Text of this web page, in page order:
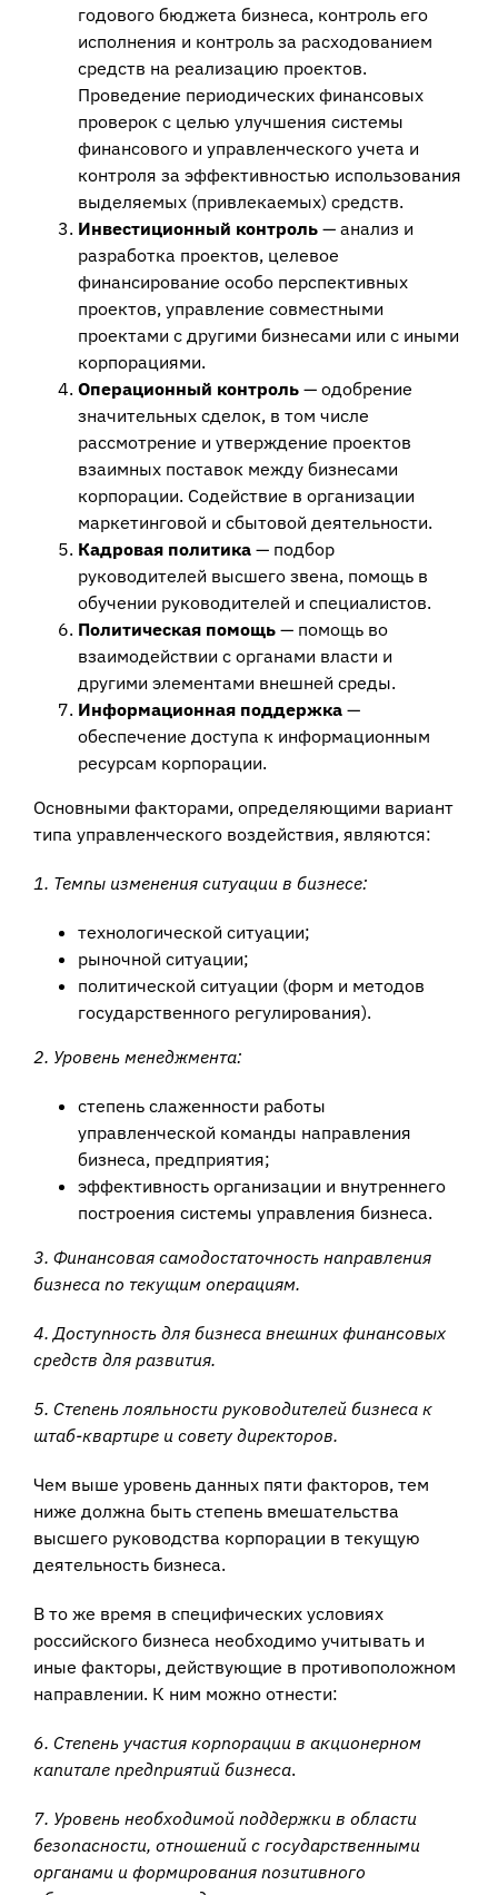
годового бюджета бизнеса, контроль его
исполнения и контроль за расходованием
средств на реализацию проектов.
Проведение периодических финансовых
проверок с целью улучшения системы
финансового и управленческого учета и
контроля за эффективностью использования
выделяемых (привлекаемых) средств.
Инвестиционный контроль — анализ и
разработка проектов, целевое
финансирование особо перспективных
проектов, управление совместными
проектами с другими бизнесами или с иными
корпорациями.
Операционный контроль — одобрение
значительных сделок, в том числе
рассмотрение и утверждение проектов
взаимных поставок между бизнесами
корпорации. Содействие в организации
маркетинговой и сбытовой деятельности.
Кадровая политика — подбор
руководителей высшего звена, помощь в
обучении руководителей и специалистов.
Политическая помощь — помощь во
взаимодействии с органами власти и
другими элементами внешней среды.
Информационная поддержка —
обеспечение доступа к информационным
ресурсам корпорации.
Основными факторами, определяющими вариант
типа управленческого воздействия, являются:
1. Темпы изменения ситуации в бизнесе:
технологической ситуации;
рыночной ситуации;
политической ситуации (форм и методов
государственного регулирования).
2. Уровень менеджмента:
степень слаженности работы
управленческой команды направления
бизнеса, предприятия;
эффективность организации и внутреннего
построения системы управления бизнеса.
3. Финансовая самодостаточность направления
бизнеса по текущим операциям.
4. Доступность для бизнеса внешних финансовых
средств для развития.
5. Степень лояльности руководителей бизнеса к
штаб-квартире и совету директоров.
Чем выше уровень данных пяти факторов, тем
ниже должна быть степень вмешательства
высшего руководства корпорации в текущую
деятельность бизнеса.
В то же время в специфических условиях
российского бизнеса необходимо учитывать и
иные факторы, действующие в противоположном
направлении. К ним можно отнести:
6. Степень участия корпорации в акционерном
капитале предприятий бизнеса.
7. Уровень необходимой поддержки в области
безопасности, отношений с государственными
органами и формирования позитивного